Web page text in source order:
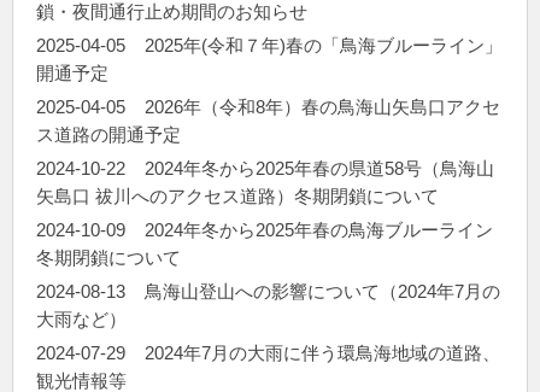
鎖・夜間通行止め期間のお知らせ
2025-04-05
2025年(令和７年)春の「鳥海ブルーライン」
開通予定
2025-04-05
2026年（令和8年）春の鳥海山矢島口アクセ
ス道路の開通予定
2024-10-22
2024年冬から2025年春の県道58号（鳥海山
矢島口 祓川へのアクセス道路）冬期閉鎖について
2024-10-09
2024年冬から2025年春の鳥海ブルーライン
冬期閉鎖について
2024-08-13
鳥海山登山への影響について（2024年7月の
大雨など）
2024-07-29
2024年7月の大雨に伴う環鳥海地域の道路、
観光情報等